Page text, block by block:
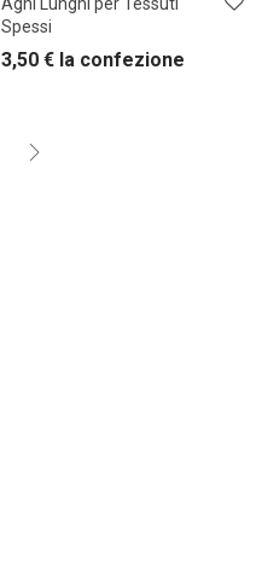
Spessi
3,50 € la confezione